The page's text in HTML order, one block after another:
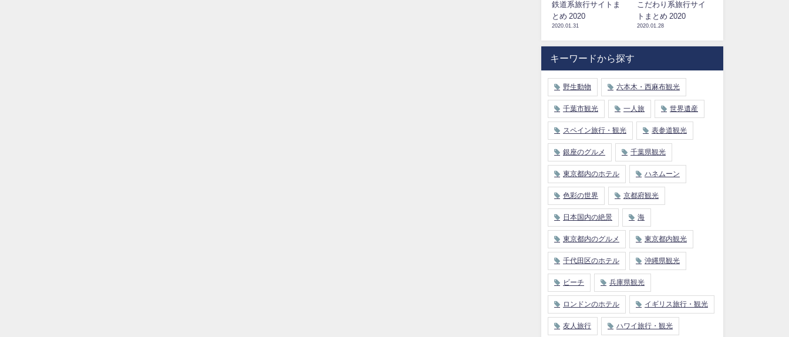
鉄道系旅行サイトま
とめ 2020
2020.01.31
こだわり系旅行サイ
トまとめ 2020
2020.01.28
キーワードから探す
野生動物 六本木・西麻布観光
千葉市観光 一人旅 世界遺産
スペイン旅行・観光 表参道観光
銀座のグルメ 千葉県観光
東京都内のホテル ハネムーン
色彩の世界 京都府観光
日本国内の絶景 海
東京都内のグルメ 東京都内観光
千代田区のホテル 沖縄県観光
ビーチ 兵庫県観光
ロンドンのホテル イギリス旅行・観光
友人旅行 ハワイ旅行・観光